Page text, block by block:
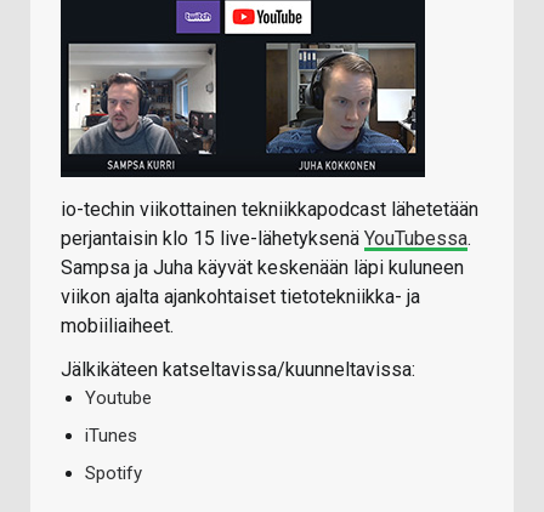
io-techin viikottainen tekniikkapodcast lähetetään
perjantaisin klo 15 live-lähetyksenä YouTubessa.
Sampsa ja Juha käyvät keskenään läpi kuluneen
viikon ajalta ajankohtaiset tietotekniikka- ja
mobiiliaiheet.
Jälkikäteen katseltavissa/kuunneltavissa:
Youtube
iTunes
Spotify